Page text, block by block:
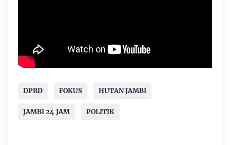
DPRD FOKUS HUTAN JAMBI
JAMBI 24 JAM POLITIK